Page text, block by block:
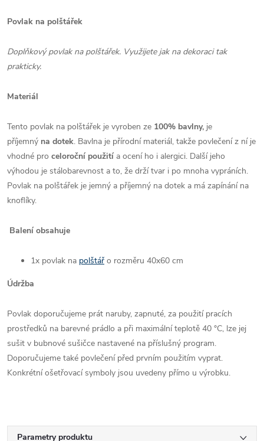
Povlak na polštářek
Doplňkový povlak na polštářek. Využijete jak na dekoraci tak
prakticky.
Materiál
Tento povlak na polštářek je vyroben ze 100% bavlny, je
příjemný na dotek. Bavlna je přírodní materiál, takže povlečení z ní je
vhodné pro celoroční použití a ocení ho i alergici. Další jeho
výhodou je stálobarevnost a to, že drží tvar i po mnoha vypráních.
Povlak na polštářek je jemný a příjemný na dotek a má zapínání na
knoflíky.
Balení obsahuje
1x povlak na polštář o rozměru 40x60 cm
Údržba
Povlak doporučujeme prát naruby, zapnuté, za použití pracích
prostředků na barevné prádlo a při maximální teplotě 40 °C, lze jej
sušit v bubnové sušičce nastavené na příslušný program.
Doporučujeme také povlečení před prvním použitím vyprat.
Konkrétní ošetřovací symboly jsou uvedeny přímo u výrobku.
Parametry produktu